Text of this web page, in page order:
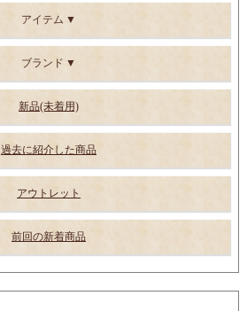
アイテム
ブランド
新品(未着用)
過去に紹介した商品
アウトレット
前回の新着商品